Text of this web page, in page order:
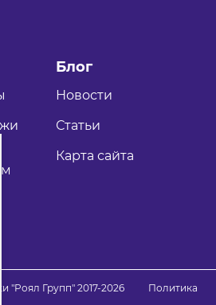
Блог
Новости
Статьи
Карта сайта
"Роял Групп" 2017-2026
Политика